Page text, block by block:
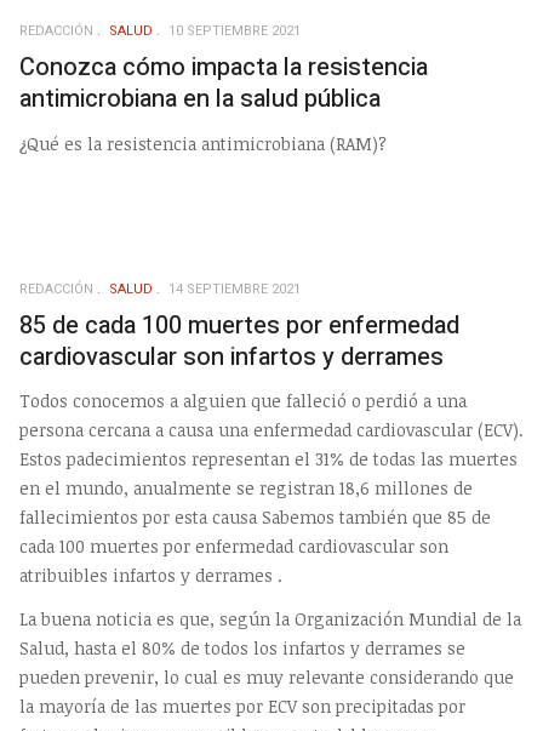
REDACCIÓN SALUD 10 SEPTIEMBRE 2021
Conozca cómo impacta la resistencia
antimicrobiana en la salud pública
¿Qué es la resistencia antimicrobiana (RAM)?
REDACCIÓN SALUD 14 SEPTIEMBRE 2021
85 de cada 100 muertes por enfermedad
cardiovascular son infartos y derrames
Todos conocemos a alguien que falleció o perdió a una
persona cercana a causa una enfermedad cardiovascular (ECV).
Estos padecimientos representan el 31% de todas las muertes
en el mundo, anualmente se registran 18,6 millones de
fallecimientos por esta causa Sabemos también que 85 de
cada 100 muertes por enfermedad cardiovascular son
atribuibles infartos y derrames .
La buena noticia es que, según la Organización Mundial de la
Salud, hasta el 80% de todos los infartos y derrames se
pueden prevenir, lo cual es muy relevante considerando que
la mayoría de las muertes por ECV son precipitadas por